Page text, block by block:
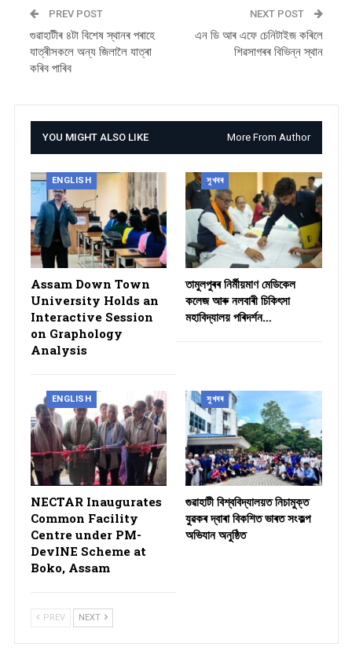
PREV POST
গুৱাহাটীৰ ৪টা বিশেষ স্থানৰ পৰাহে
যাত্ৰীসকলে অন্য জিলালৈ যাত্ৰা
কৰিব পাৰিব
NEXT POST
এন ডি আৰ এফে চেনিটাইজ কৰিলে
শিৱসাগৰৰ বিভিন্ন স্থান
YOU MIGHT ALSO LIKE More From Author
ENGLISH
Assam Down Town
University Holds an
Interactive Session
on Graphology
Analysis
সুখবৰ
তামুলপুৰৰ নিৰ্মীয়মাণ মেডিকেল
কলেজ আৰু নলবাৰী চিকিৎসা
মহাবিদ্যালয় পৰিদৰ্শন…
ENGLISH
NECTAR Inaugurates
Common Facility
Centre under PM-
DevINE Scheme at
Boko, Assam
সুখবৰ
গুৱাহাটী বিশ্ববিদ্যালয়ত নিচামুক্ত
যুৱকৰ দ্বাৰা বিকশিত ভাৰত সংকল্প
অভিযান অনুষ্ঠিত
PREV NEXT